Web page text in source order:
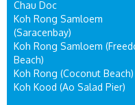
Chau Doc
Koh Rong Samloem
(Saracenbay)
Koh Rong Samloem
Beach)
Koh Rong (Coconut Beach)
Koh Kood (Ao Salad Pier)